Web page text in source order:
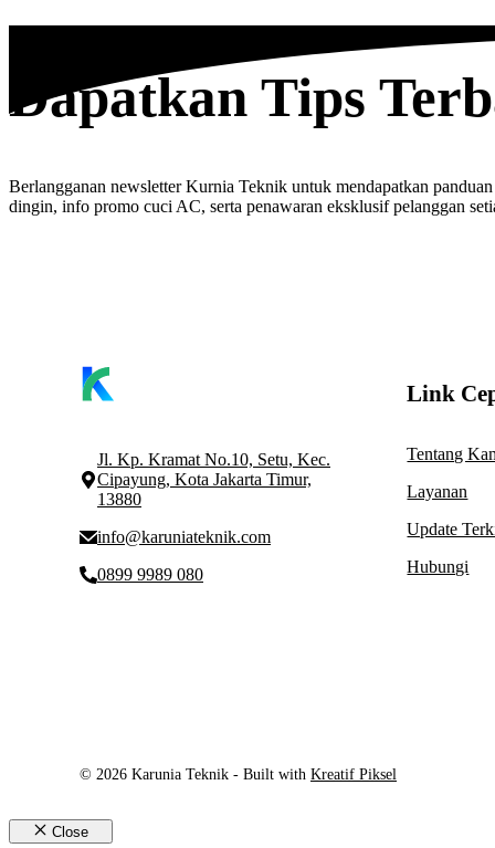
Dapatkan Tips
Berlangganan newsletter Kurnia Teknik untuk mendapatkan
dingin, info promo cuci AC, serta penawaran eksklusif pelanggan
Jl. Kp. Kramat No.10, Setu, Kec.
Cipayung, Kota Jakarta Timur,
13880
info@karuniateknik.com
0899 9989 080
Link
Tentang
Layanan
Update
Hubungi
© 2026 Karunia Teknik - Built with Kreatif Piksel
Close